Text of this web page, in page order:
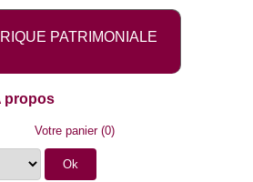
PATRIMONIALE
propos
Votre panier(0)